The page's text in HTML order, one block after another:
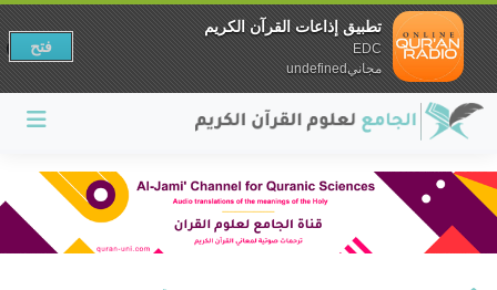
تطبيق إذاعات القرآن الكريم
EDC
مجانيundefined
فتح